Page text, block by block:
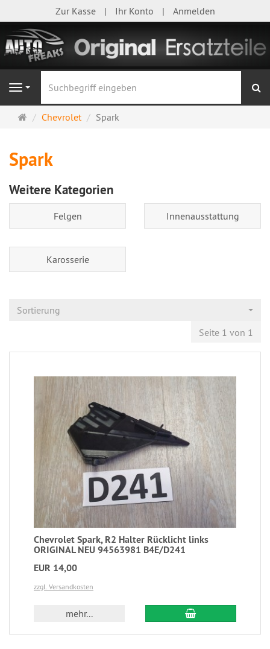
Zur Kasse Ihr Konto Anmelden
Navigation
Startseite
Chevrolet Spark
Spark
Weitere Kategorien
Felgen Innenausstattung
Karosserie
Sortierung
Seite 1 von 1
Chevrolet Spark, R2 Halter Rücklicht links
ORIGINAL NEU 94563981 B4E/D241
EUR 14,00
zzgl. Versandkosten
mehr...